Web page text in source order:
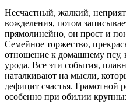
Несчастный, жалкий,
вожделения, потом
прямолинейно, он прост и
Семейное торжество,
отношение к домашнему псу,
урода. Все эти события,
наталкивают на мысли,
дефицит счастья. Грамотной
особенно при обилии